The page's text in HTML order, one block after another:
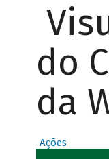
do
da
Ações